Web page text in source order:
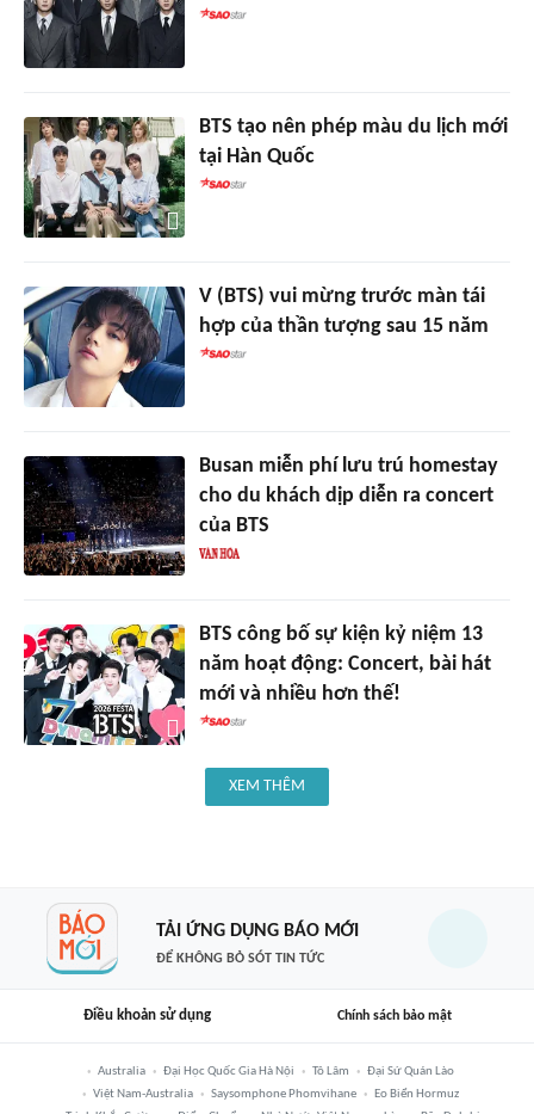
BTS tạo nên phép màu du lịch mới
tại Hàn Quốc
V (BTS) vui mừng trước màn tái
hợp của thần tượng sau 15 năm
Busan miễn phí lưu trú homestay
cho du khách dịp diễn ra concert
của BTS
BTS công bố sự kiện kỷ niệm 13
năm hoạt động: Concert, bài hát
mới và nhiều hơn thế!
XEM THÊM
TẢI ỨNG DỤNG BÁO MỚI
ĐỂ KHÔNG BỎ SÓT TIN TỨC
Điều khoản sử dụng Chính sách bảo mật
Australia Đại Học Quốc Gia Hà Nội Tô Lâm
Đại Sứ Quán Lào
Việt Nam-Australia
Saysomphone Phomvihane
Eo Biển Hormuz